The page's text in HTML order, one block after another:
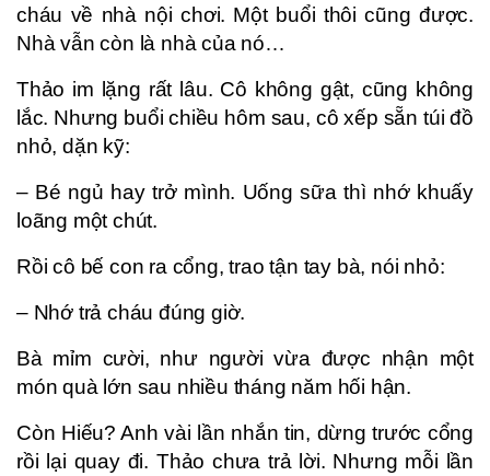
cháu về nhà nội chơi. Một buổi thôi cũng được.
Nhà vẫn còn là nhà của nó…
Thảo im lặng rất lâu. Cô không gật, cũng không
lắc. Nhưng buổi chiều hôm sau, cô xếp sẵn túi đồ
nhỏ, dặn kỹ:
– Bé ngủ hay trở mình. Uống sữa thì nhớ khuấy
loãng một chút.
Rồi cô bế con ra cổng, trao tận tay bà, nói nhỏ:
– Nhớ trả cháu đúng giờ.
Bà mỉm cười, như người vừa được nhận một
món quà lớn sau nhiều tháng năm hối hận.
Còn Hiếu? Anh vài lần nhắn tin, dừng trước cổng
rồi lại quay đi. Thảo chưa trả lời. Nhưng mỗi lần